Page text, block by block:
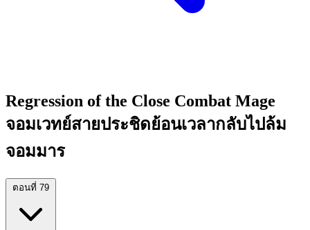
Regression of the Close Combat Mage
จอมเวทย์สายประชิดย้อนเวลากลับไปล้ม
จอมมาร
ตอนที่ 79